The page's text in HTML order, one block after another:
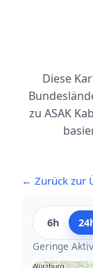
Diese
zu ASAK
← Zurück zur
6h
Geringe